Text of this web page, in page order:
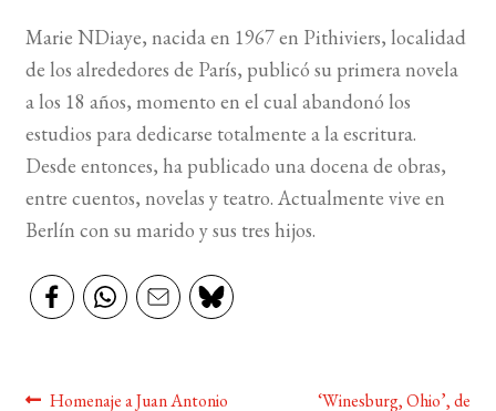
Marie NDiaye, nacida en 1967 en Pithiviers, localidad
de los alrededores de París, publicó su primera novela
a los 18 años, momento en el cual abandonó los
estudios para dedicarse totalmente a la escritura.
Desde entonces, ha publicado una docena de obras,
entre cuentos, novelas y teatro. Actualmente vive en
Berlín con su marido y sus tres hijos.
Anterior:
Homenaje a Juan Antonio
Siguiente:
‘Winesburg, Ohio’, de